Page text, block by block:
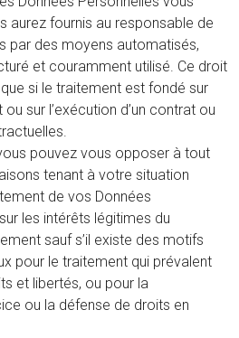
aurez fournis au responsable de
par des moyens automatisés,
et couramment utilisé. Ce droit
si le traitement est fondé sur
sur l’exécution d’un contrat ou
pouvez vous opposer à tout
tenant à votre situation
de vos Données
les intérêts légitimes du
sauf s’il existe des motifs
pour le traitement qui prévalent
et libertés, ou pour la
ou la défense de droits en